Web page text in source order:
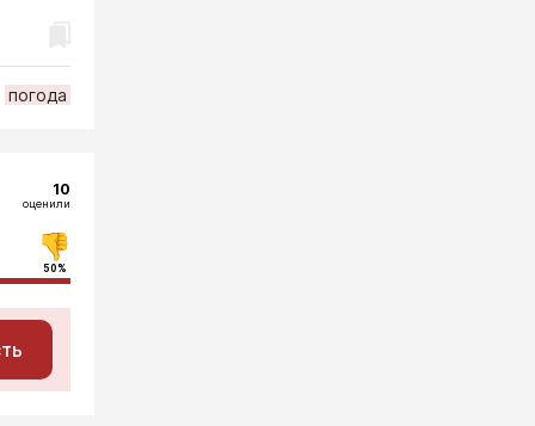
погода
10
оценили
50%